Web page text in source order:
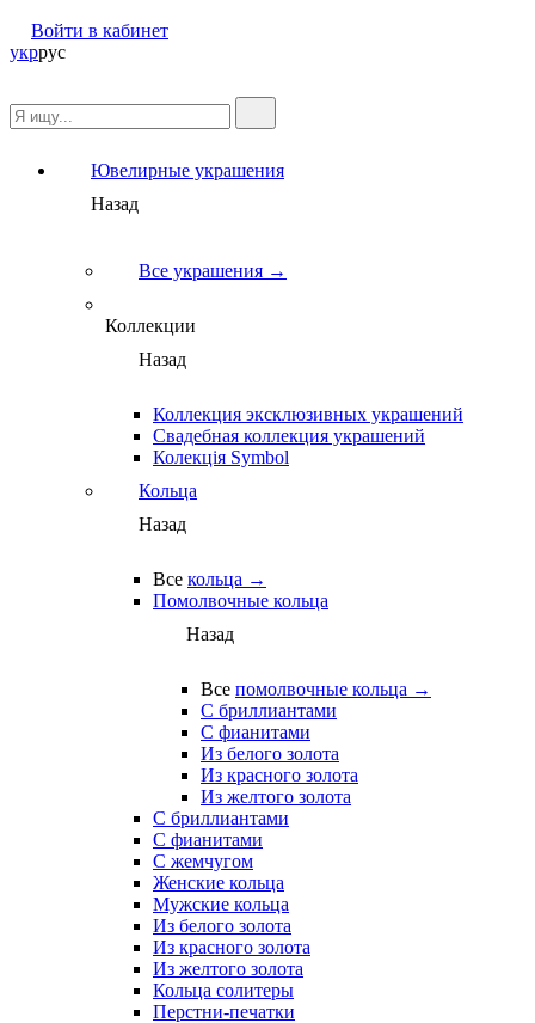
Войти в кабинет
укррус
Ювелирные украшения
Назад
Все украшения →
Коллекции
Назад
Коллекция эксклюзивных украшений
Свадебная коллекция украшений
Колекція Symbol
Кольца
Назад
Все кольца →
Помолвочные кольца
Назад
Все помолвочные кольца →
С бриллиантами
С фианитами
Из белого золота
Из красного золота
Из желтого золота
С бриллиантами
С фианитами
С жемчугом
Женские кольца
Мужские кольца
Из белого золота
Из красного золота
Из желтого золота
Кольца солитеры
Перстни-печатки